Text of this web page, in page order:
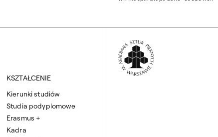
KSZTAŁCENIE
Kierunki studiów
Studia podyplomowe
Erasmus +
Kadra